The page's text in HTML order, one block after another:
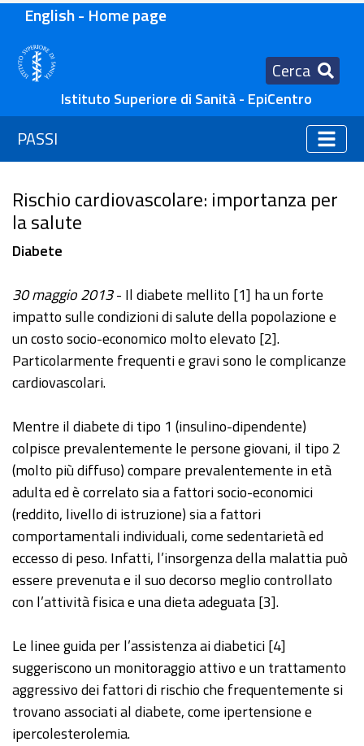
English - Home page
Cerca
Istituto Superiore di Sanità - EpiCentro
PASSI
Rischio cardiovascolare: importanza per
la salute
Diabete
30 maggio 2013- Il diabete mellito [1] ha un forte
impatto sulle condizioni di salute della popolazione e
un costo socio-economico molto elevato [2].
Particolarmente frequenti e gravi sono le complicanze
cardiovascolari.
Mentre il diabete di tipo 1 (insulino-dipendente)
colpisce prevalentemente le persone giovani, il tipo 2
(molto più diffuso) compare prevalentemente in età
adulta ed è correlato sia a fattori socio-economici
(reddito, livello di istruzione) sia a fattori
comportamentali individuali, come sedentarietà ed
eccesso di peso. Infatti, l’insorgenza della malattia può
essere prevenuta e il suo decorso meglio controllato
con l’attività fisica e una dieta adeguata [3].
Le linee guida per l’assistenza ai diabetici [4]
suggeriscono un monitoraggio attivo e un trattamento
aggressivo dei fattori di rischio che frequentemente si
trovano associati al diabete, come ipertensione e
ipercolesterolemia.